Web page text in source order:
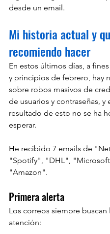
desde un email.
Mi historia actual y
recomiendo hacer
En estos últimos días, a
y principios de febrero, hay
sobre robos masivos de
de usuarios y contraseñas, y
resultado de esto no se ha
esperar.
He recibido 7 emails de
"Spotify", "DHL",
"Amazon".
Primera alerta
Los correos siempre buscan
atención: